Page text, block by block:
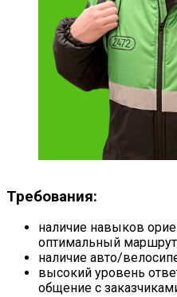
Требования:
наличие навыков
оптимальный
наличие авто/
высокий уровень
общение с